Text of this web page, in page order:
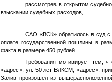
рассмотрев в открытом
взыскании судебных расходов,
САО «ВСК» обратилось в суд с
оплате государственной пошлины в
факта в размере 450 рублей.
Требования мотивирует тем,
<адрес>, ул. 50 лет ВЛКСМ, <адрес>,
Залив произошел из